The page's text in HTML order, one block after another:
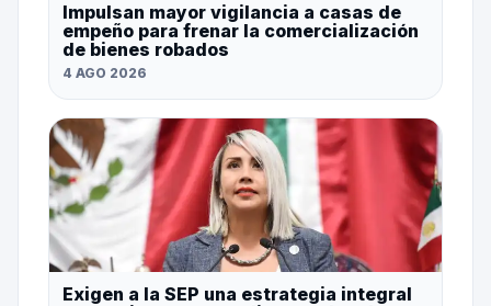
Impulsan mayor vigilancia a casas de
empeño para frenar la comercialización
de bienes robados
4 AGO 2026
Exigen a la SEP una estrategia integral